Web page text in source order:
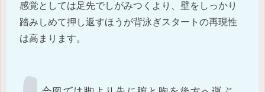
感覚としては足先でしがみつくより、壁をしっかり
踏みしめて押し返すほうが背泳ぎスタートの再現性
は高まります。